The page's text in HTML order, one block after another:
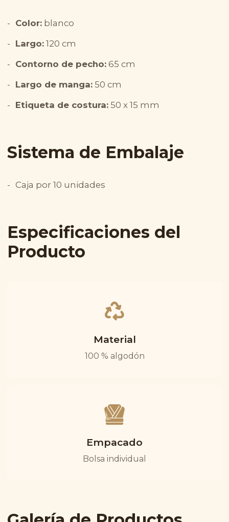
Color: blanco
Largo: 120 cm
Contorno de pecho: 65 cm
Largo de manga: 50 cm
Etiqueta de costura: 50 x 15 mm
Sistema de Embalaje
Caja por 10 unidades
Especificaciones del
Producto
Material
100 % algodón
Empacado
Bolsa individual